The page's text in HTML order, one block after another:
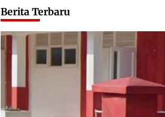
Berita Terbaru